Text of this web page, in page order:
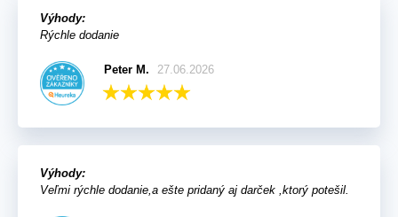
Výhody:
Rýchle dodanie
Peter M. 27.06.2026
Výhody:
Veľmi rýchle dodanie,a ešte pridaný aj darček ,ktorý potešil.